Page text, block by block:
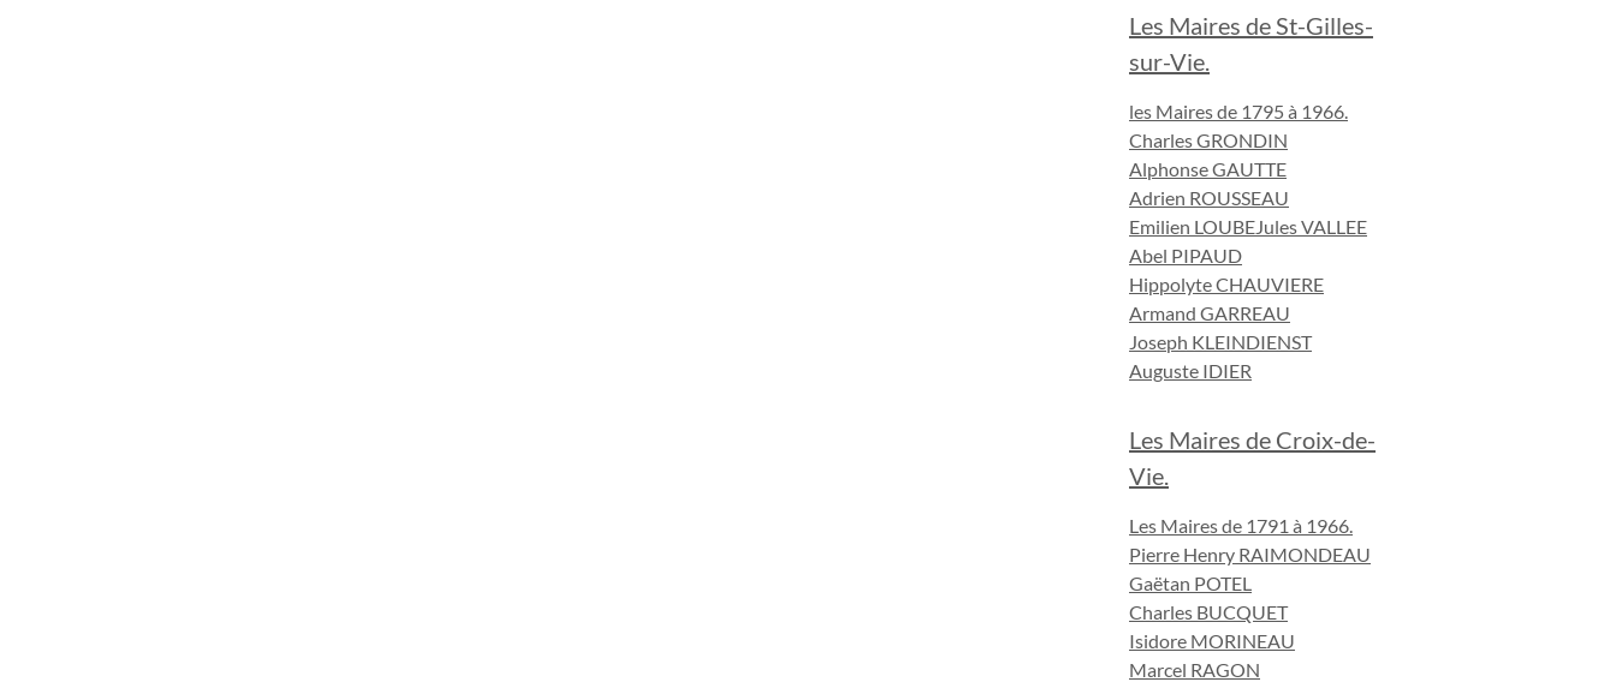
Les Maires de St-Gilles-
sur-Vie.
les Maires de 1795 à 1966.
Charles GRONDIN
Alphonse GAUTTE
Adrien ROUSSEAU
Emilien LOUBEJules VALLEE
Abel PIPAUD
Hippolyte CHAUVIERE
Armand GARREAU
Joseph KLEINDIENST
Auguste IDIER
Les Maires de Croix-de-
Vie.
Les Maires de 1791 à 1966.
Pierre Henry RAIMONDEAU
Gaëtan POTEL
Charles BUCQUET
Isidore MORINEAU
Marcel RAGON